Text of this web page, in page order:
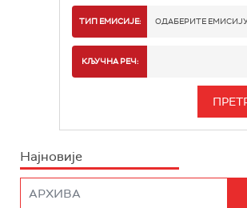
РАДИО
РАДИО
РАДИО
ТИП ЕМИСИЈЕ: ОДАБЕРИТЕ
ИНФО
КЉУЧНА РЕЧ:
Најновије